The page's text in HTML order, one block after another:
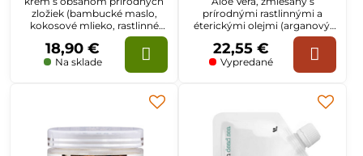
zložiek (bambucké maslo,
kokosové mlieko, rastlinné
extrakty) a minerálov z
Mŕtveho mora, s jemnou
vôňou granátového jablka.
Na sklade
18,90 €
prírodnými rastlinnými a
éterickými olejmi (arganový,
mandľový, olivový, jojobový,
slnečnicový)
Vypredané
22,55 €